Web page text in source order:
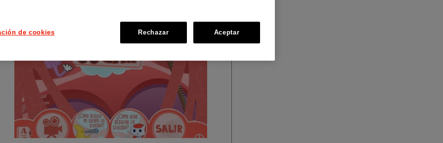
de cookies Rechazar Aceptar